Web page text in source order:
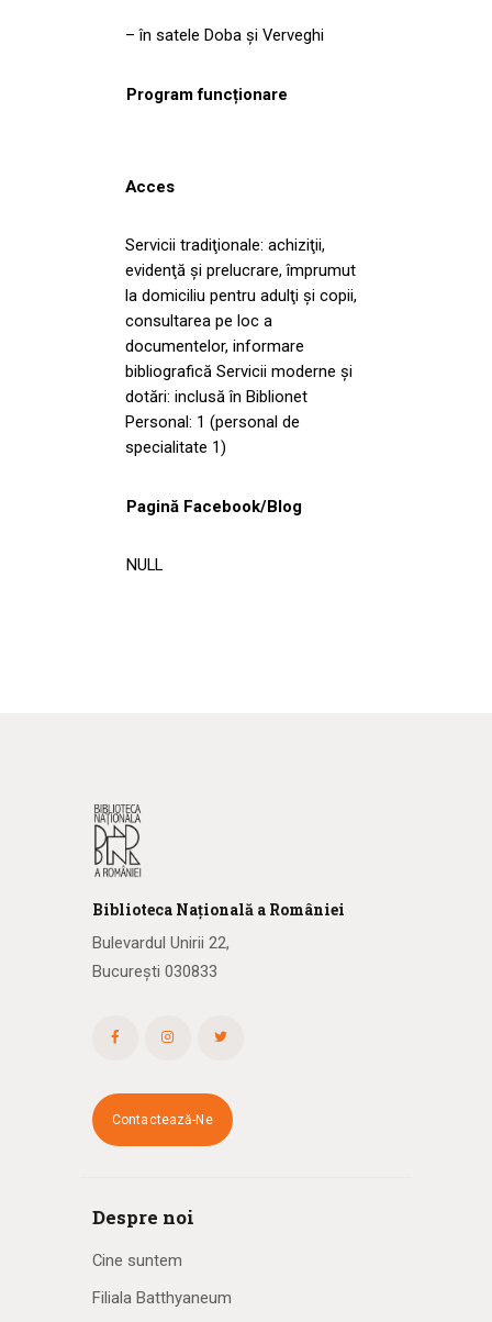
– în satele Doba şi Verveghi
Program funcționare
Acces
Servicii tradiţionale: achiziţii,
evidenţă şi prelucrare, împrumut
la domiciliu pentru adulţi şi copii,
consultarea pe loc a
documentelor, informare
bibliografică Servicii moderne și
dotări: inclusă în Biblionet
Personal: 1 (personal de
specialitate 1)
Pagină Facebook/Blog
NULL
Biblioteca Națională a României
Bulevardul Unirii 22,
București 030833
Contactează-Ne
Despre noi
Cine suntem
Filiala Batthyaneum